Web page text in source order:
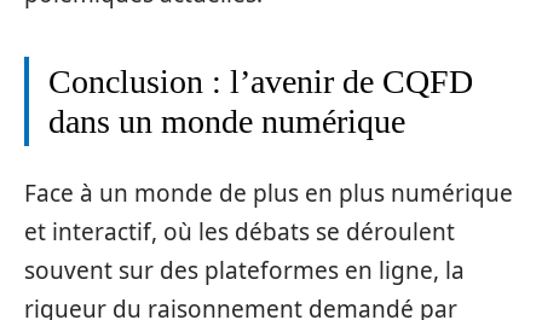
Conclusion : l’avenir de CQFD
dans un monde numérique
Face à un monde de plus en plus numérique
et interactif, où les débats se déroulent
souvent sur des plateformes en ligne, la
rigueur du raisonnement demandé par